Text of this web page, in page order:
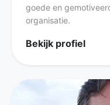
goede en
organisatie.
Bekijk profiel